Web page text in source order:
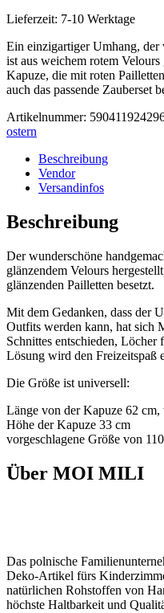
Lieferzeit: 7-10 Werktage
Ein einzigartiger Umhang,
ist aus weichem rotem
Kapuze, die mit roten
auch das passende Zauberset
Artikelnummer:
ostern
Beschreibung
Vendor
Versandinfos
Beschreibung
Der wunderschöne
glänzendem Velours
glänzenden Pailletten besetzt.
Mit dem Gedanken, dass der
Outfits werden kann, hat sich
Schnittes entschieden, Löcher
Lösung wird den Freizeitspaß
Die Größe ist universell:
Länge von der Kapuze 62 cm,
Höhe der Kapuze 33 cm
vorgeschlagene Größe von
Über MOI MILI
Das polnische
Deko-Artikel fürs
natürlichen Rohstoffen von
höchste Haltbarkeit und